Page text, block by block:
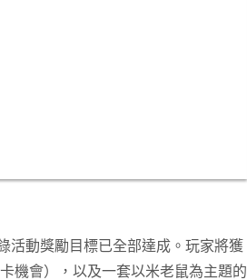
活動獎勵目標已全部達成。玩家將獲
機會），以及一套以米老鼠為主題的